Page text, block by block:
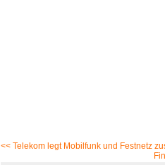
<< Telekom legt Mobilfunk und Festnetz